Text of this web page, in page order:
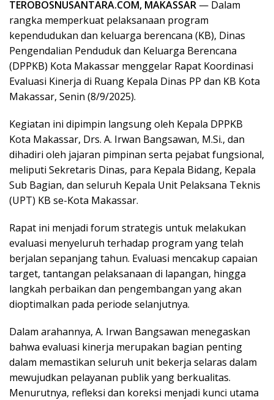
TEROBOSNUSANTARA.COM, MAKASSAR — Dalam
rangka memperkuat pelaksanaan program
kependudukan dan keluarga berencana (KB), Dinas
Pengendalian Penduduk dan Keluarga Berencana
(DPPKB) Kota Makassar menggelar Rapat Koordinasi
Evaluasi Kinerja di Ruang Kepala Dinas PP dan KB Kota
Makassar, Senin (8/9/2025).
Kegiatan ini dipimpin langsung oleh Kepala DPPKB
Kota Makassar, Drs. A. Irwan Bangsawan, M.Si., dan
dihadiri oleh jajaran pimpinan serta pejabat fungsional,
meliputi Sekretaris Dinas, para Kepala Bidang, Kepala
Sub Bagian, dan seluruh Kepala Unit Pelaksana Teknis
(UPT) KB se-Kota Makassar.
Rapat ini menjadi forum strategis untuk melakukan
evaluasi menyeluruh terhadap program yang telah
berjalan sepanjang tahun. Evaluasi mencakup capaian
target, tantangan pelaksanaan di lapangan, hingga
langkah perbaikan dan pengembangan yang akan
dioptimalkan pada periode selanjutnya.
Dalam arahannya, A. Irwan Bangsawan menegaskan
bahwa evaluasi kinerja merupakan bagian penting
dalam memastikan seluruh unit bekerja selaras dalam
mewujudkan pelayanan publik yang berkualitas.
Menurutnya, refleksi dan koreksi menjadi kunci utama